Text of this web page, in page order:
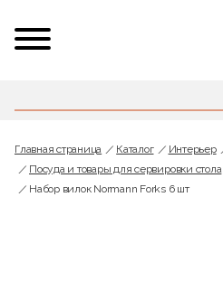
Главная страница Каталог Интерьер
Посуда и товары для сервировки стола
Набор вилок Normann Forks 6 шт